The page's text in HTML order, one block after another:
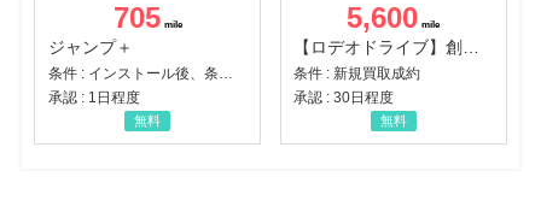
705
ジャンプ＋
承認 : 1日程度
無料
5,600
条件 : 新規買取成約
承認 : 30日程度
無料